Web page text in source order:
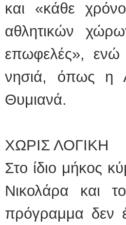
και «κάθε
αθλητικών
επωφελές», ενώ
νησιά, όπως η
Θυμιανά.
ΧΩΡΙΣ ΛΟΓΙΚΗ
Στο ίδιο μήκος
Νικολάρα και
πρόγραμμα δεν